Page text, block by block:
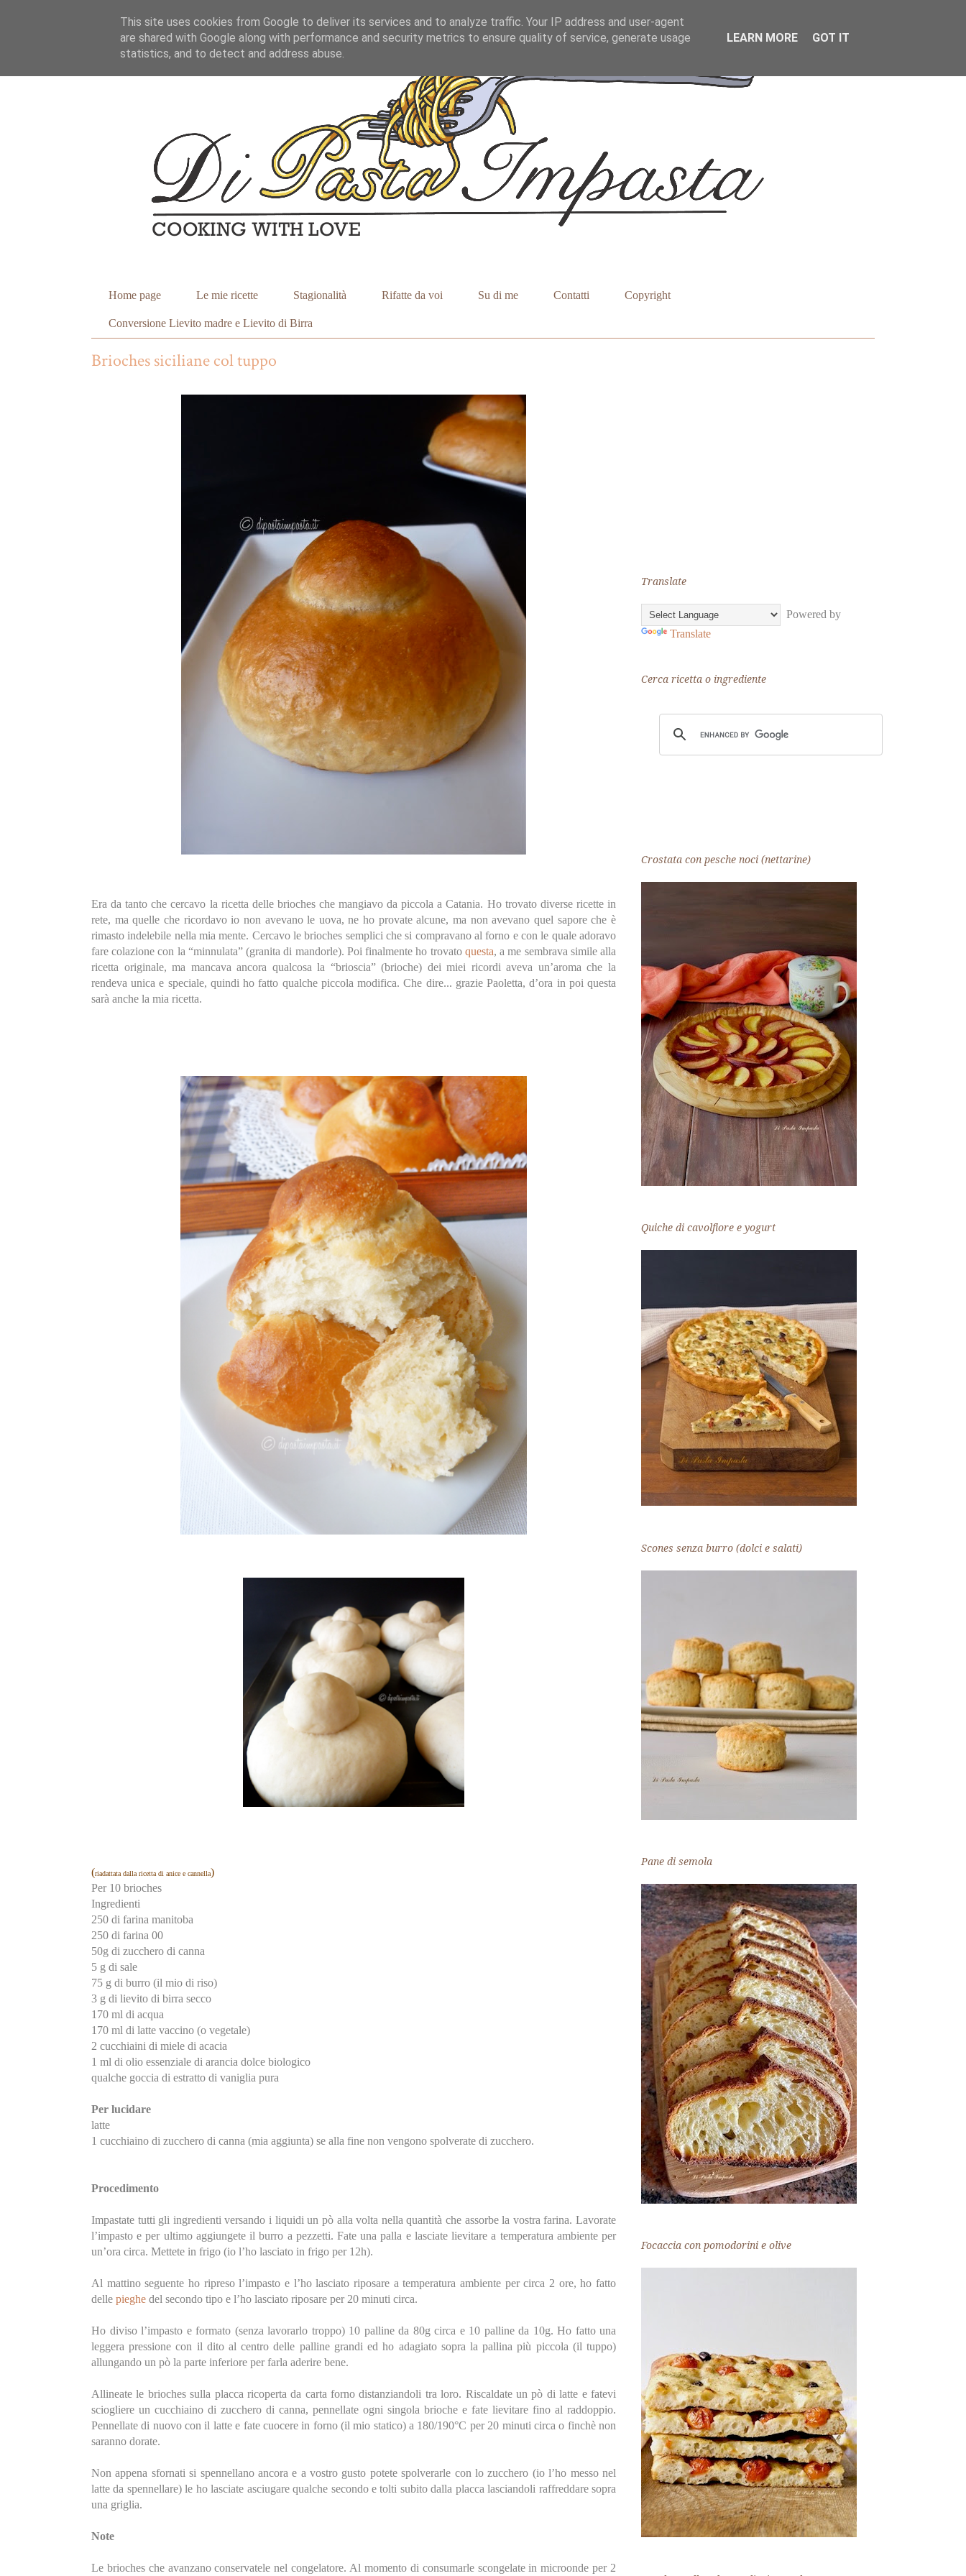
Home page Le mie ricette Stagionalità Rifatte da voi Su di me Contatti Copyright
Conversione Lievito madre e Lievito di Birra
Brioches siciliane col tuppo
Era da tanto che cercavo la ricetta delle brioches che mangiavo da piccola a Catania. Ho trovato diverse ricette in
rete, ma quelle che ricordavo io non avevano le uova, ne ho provate alcune, ma non avevano quel sapore che è
rimasto indelebile nella mia mente. Cercavo le brioches semplici che si compravano al forno e con le quale adoravo
fare colazione con la “minnulata” (granita di mandorle). Poi finalmente ho trovato questa, a me sembrava simile alla
ricetta originale, ma mancava ancora qualcosa la “brioscia” (brioche) dei miei ricordi aveva un’aroma che la
rendeva unica e speciale, quindi ho fatto qualche piccola modifica. Che dire... grazie Paoletta, d’ora in poi questa
sarà anche la mia ricetta.
(riadattata dalla ricetta di anice e cannella)
Per 10 brioches
Ingredienti
250 di farina manitoba
250 di farina 00
50g di zucchero di canna
5 g di sale
75 g di burro (il mio di riso)
3 g di lievito di birra secco
170 ml di acqua
170 ml di latte vaccino (o vegetale)
2 cucchiaini di miele di acacia
1 ml di olio essenziale di arancia dolce biologico
qualche goccia di estratto di vaniglia pura
Per lucidare
latte
1 cucchiaino di zucchero di canna (mia aggiunta) se alla fine non vengono spolverate di zucchero.
Procedimento
Impastate tutti gli ingredienti versando i liquidi un pò alla volta nella quantità che assorbe la vostra farina. Lavorate
l’impasto e per ultimo aggiungete il burro a pezzetti. Fate una palla e lasciate lievitare a temperatura ambiente per
un’ora circa. Mettete in frigo (io l’ho lasciato in frigo per 12h).
Al mattino seguente ho ripreso l’impasto e l’ho lasciato riposare a temperatura ambiente per circa 2 ore, ho fatto
delle pieghe del secondo tipo e l’ho lasciato riposare per 20 minuti circa.
Ho diviso l’impasto e formato (senza lavorarlo troppo) 10 palline da 80g circa e 10 palline da 10g. Ho fatto una
leggera pressione con il dito al centro delle palline grandi ed ho adagiato sopra la pallina più piccola (il tuppo)
allungando un pò la parte inferiore per farla aderire bene.
Allineate le brioches sulla placca ricoperta da carta forno distanziandoli tra loro. Riscaldate un pò di latte e fatevi
sciogliere un cucchiaino di zucchero di canna, pennellate ogni singola brioche e fate lievitare fino al raddoppio.
Pennellate di nuovo con il latte e fate cuocere in forno (il mio statico) a 180/190°C per 20 minuti circa o finchè non
saranno dorate.
Non appena sfornati si spennellano ancora e a vostro gusto potete spolverarle con lo zucchero (io l’ho messo nel
latte da spennellare) le ho lasciate asciugare qualche secondo e tolti subito dalla placca lasciandoli raffreddare sopra
una griglia.
Note
Le brioches che avanzano conservatele nel congelatore. Al momento di consumarle scongelate in microonde per 2
Translate
Powered by
Translate
Cerca ricetta o ingrediente
Crostata con pesche noci (nettarine)
Quiche di cavolfiore e yogurt
Scones senza burro (dolci e salati)
Pane di semola
Focaccia con pomodorini e olive
This site uses cookies from Google to deliver its services and to analyze traffic. Your IP address and user-agent
are shared with Google along with performance and security metrics to ensure quality of service, generate usage
statistics, and to detect and address abuse.
LEARN MORE GOT IT